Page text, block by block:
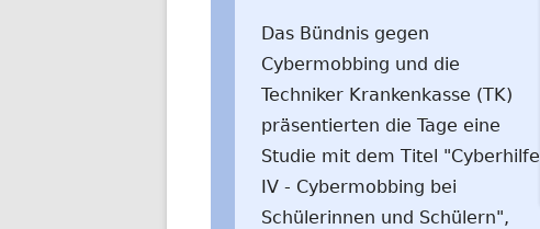
Das Bündnis gegen
Cybermobbing und die
Techniker Krankenkasse (TK)
präsentierten die Tage eine
Studie mit dem Titel "Cyberhilfe
IV - Cybermobbing bei
Schülerinnen und Schülern",